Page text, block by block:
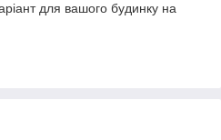
для вашого будинку на